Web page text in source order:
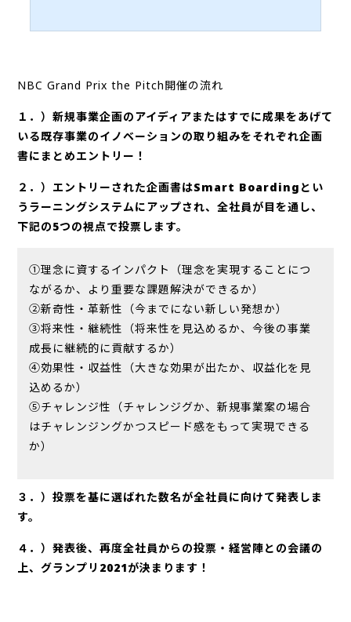
NBC Grand Prix the Pitch開催の流れ
１．）新規事業企画のアイディアまたはすでに成果をあげて
いる既存事業のイノベーションの取り組みをそれぞれ企画
書にまとめエントリー！
２．）エントリーされた企画書はSmart Boardingとい
うラーニングシステムにアップされ、全社員が目を通し、
下記の5つの視点で投票します。
①理念に資するインパクト（理念を実現することにつ
ながるか、より重要な課題解決ができるか）
②新奇性・革新性（今までにない新しい発想か）
③将来性・継続性（将来性を見込めるか、今後の事業
成長に継続的に貢献するか）
④効果性・収益性（大きな効果が出たか、収益化を見
込めるか）
⑤チャレンジ性（チャレンジグか、新規事業案の場合
はチャレンジングかつスピード感をもって実現できる
か）
３．）投票を基に選ばれた数名が全社員に向けて発表しま
す。
４．）発表後、再度全社員からの投票・経営陣との会議の
上、グランプリ2021が決まります！